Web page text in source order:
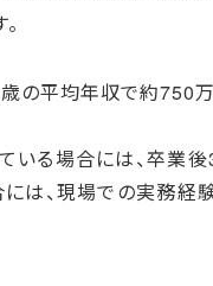
の平均年収で約750
いる場合には、卒業
には、現場での実務